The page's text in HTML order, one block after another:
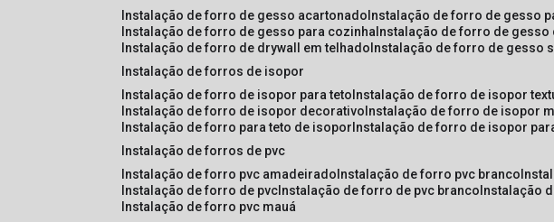
instalação de forro de gesso acartonado instalação de forro de gesso
instalação de forro de gesso para cozinha instalação de forro de gesso
instalação de forro de drywall em telhado instalação de forro de gesso
instalação de forros de isopor
instalação de forro de isopor para teto instalação de forro de isopor
instalação de forro de isopor decorativo instalação de forro de isopor
instalação de forro para teto de isopor instalação de forro de isopor
instalação de forros de pvc
instalação de forro pvc amadeirado instalação de forro pvc branco
instalação de forro de pvc instalação de forro de pvc branco instalação
instalação de forro pvc mauá